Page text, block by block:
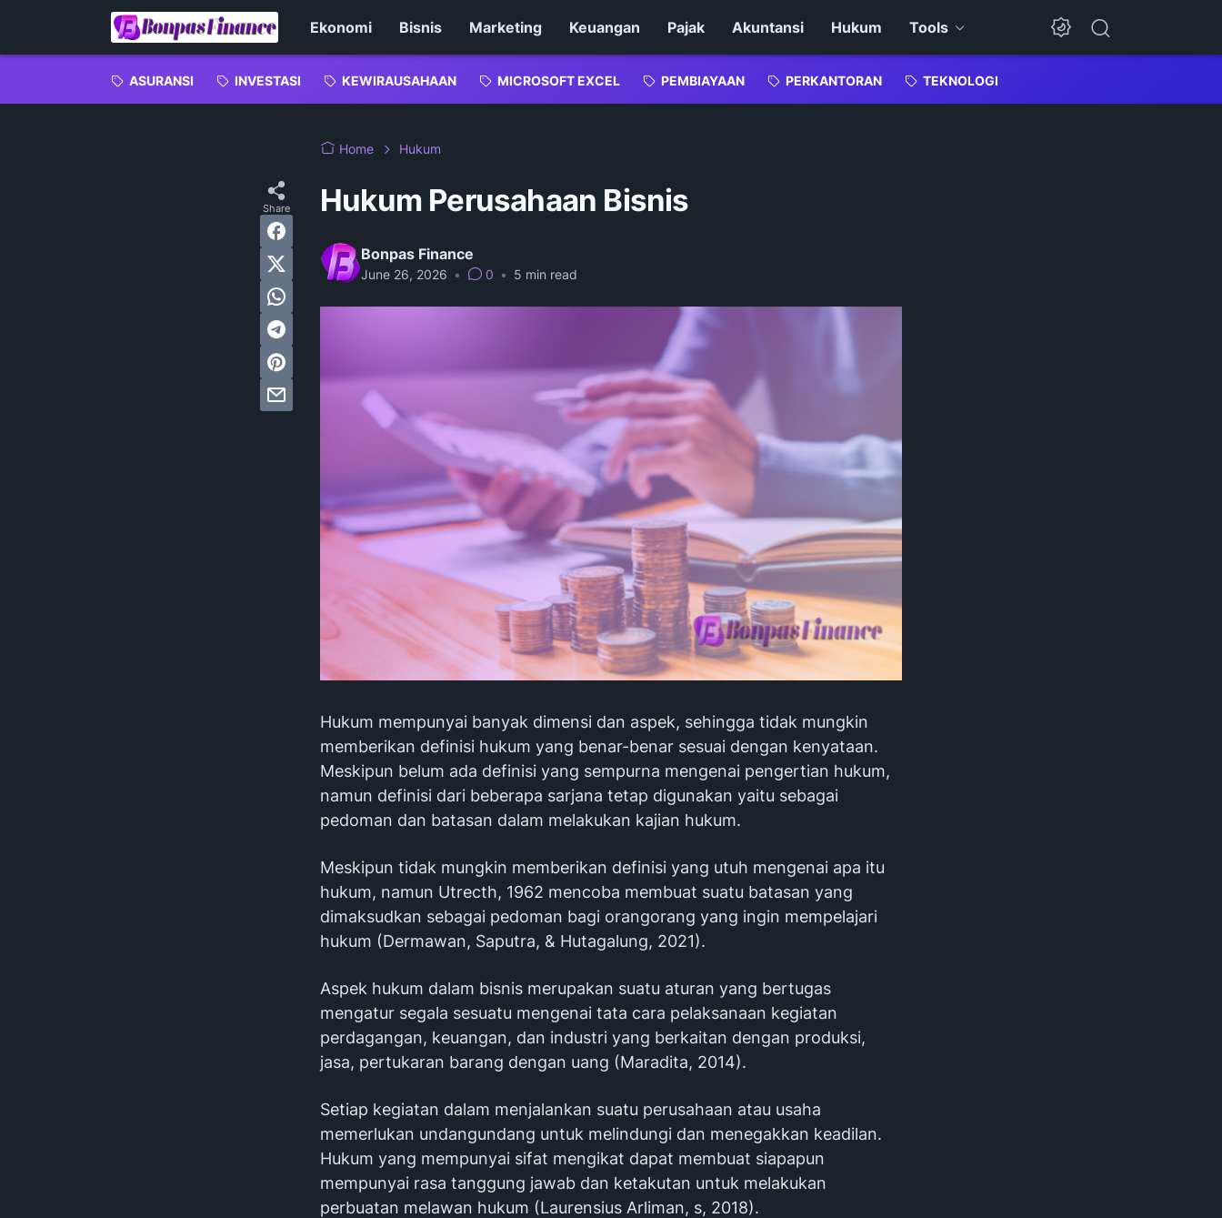
Ekonomi Bisnis Marketing Keuangan Pajak Akuntansi Hukum Tools
Dark Mode
ASURANSI INVESTASI KEWIRAUSAHAAN MICROSOFT EXCEL PEMBIAYAAN PERKANTORAN TEKNOLOGI
Home Hukum
Hukum Perusahaan Bisnis
Bonpas Finance
June 26, 2026 • 0 • 5 min read
Hukum mempunyai banyak dimensi dan aspek, sehingga tidak mungkin
memberikan definisi hukum yang benar-benar sesuai dengan kenyataan.
Meskipun belum ada definisi yang sempurna mengenai pengertian hukum,
namun definisi dari beberapa sarjana tetap digunakan yaitu sebagai
pedoman dan batasan dalam melakukan kajian hukum.
Meskipun tidak mungkin memberikan definisi yang utuh mengenai apa itu
hukum, namun Utrecth, 1962 mencoba membuat suatu batasan yang
dimaksudkan sebagai pedoman bagi orangorang yang ingin mempelajari
hukum (Dermawan, Saputra, & Hutagalung, 2021).
Aspek hukum dalam bisnis merupakan suatu aturan yang bertugas
mengatur segala sesuatu mengenai tata cara pelaksanaan kegiatan
perdagangan, keuangan, dan industri yang berkaitan dengan produksi,
jasa, pertukaran barang dengan uang (Maradita, 2014).
Setiap kegiatan dalam menjalankan suatu perusahaan atau usaha
memerlukan undangundang untuk melindungi dan menegakkan keadilan.
Hukum yang mempunyai sifat mengikat dapat membuat siapapun
mempunyai rasa tanggung jawab dan ketakutan untuk melakukan
perbuatan melawan hukum (Laurensius Arliman, s, 2018).